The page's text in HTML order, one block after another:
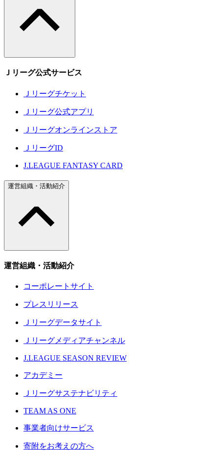
Ｊリーグ公式サービス
Ｊリーグチケット
Ｊリーグ公式アプリ
Ｊリーグオンラインストア
ＪリーグID
J.LEAGUE FANTASY CARD
運営組織・活動紹介
運営組織・活動紹介
コーポレートサイト
プレスリリース
Ｊリーグデータサイト
Ｊリーグメディアチャンネル
J.LEAGUE SEASON REVIEW
アカデミー
Ｊリーグサステナビリティ
TEAM AS ONE
事業者向けサービス
寄附をお考えの方へ